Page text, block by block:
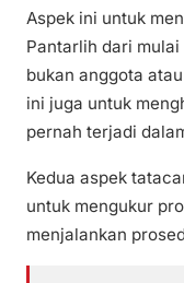
Aspek ini untuk
Pantarlih dari
bukan anggota
ini juga untuk
pernah terjadi
Kedua aspek
untuk mengukur
menjalankan